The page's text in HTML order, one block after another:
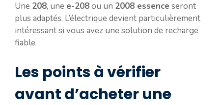
Une 208, une e-208ou un 2008 essence seront
plus adaptés. L’électrique devient particulièrement
intéressant si vous avez une solution de recharge
fiable.
Les points à vérifier
avant d’acheter une